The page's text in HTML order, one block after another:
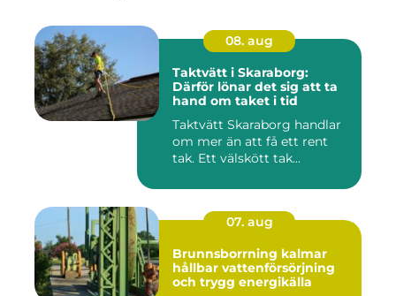
08. aug
Taktvätt i Skaraborg:
Därför lönar det sig att ta
hand om taket i tid
Taktvätt Skaraborg handlar
om mer än att få ett rent
tak. Ett välskött tak...
07. aug
Brunnsborrning kalmar
hållbar vattenförsörjning
och trygg energikälla